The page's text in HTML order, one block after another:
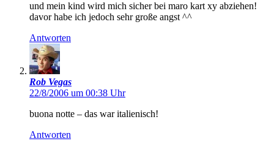
und mein kind wird mich sicher bei maro kart xy abziehen!
davor habe ich jedoch sehr große angst ^^
Antworten
Rob Vegas
22/8/2006 um 00:38 Uhr
buona notte – das war italienisch!
Antworten